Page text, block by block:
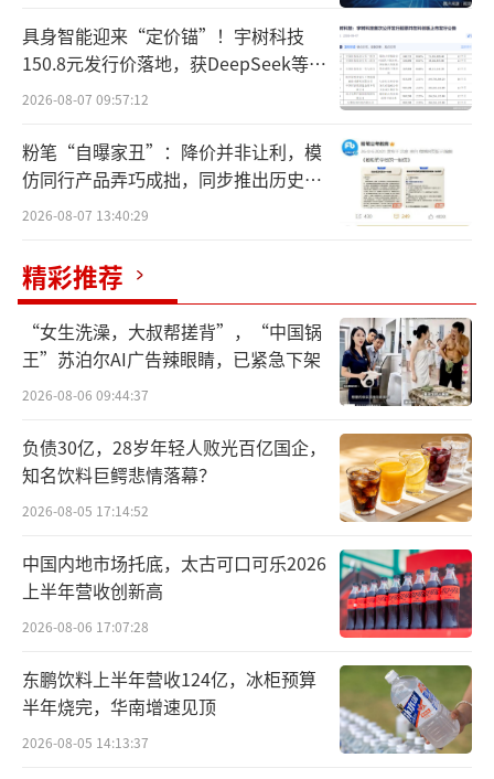
有高管在财报会议上透露，公司对中国大
陆业务的整体业绩感到非常满意。我们预计中
国大陆全年净营收的增速将达到或优于此前给
出的20%至25%指引高区间——不过这个数据
较2024财年41%的营收增速已明显放缓。
实际上，Lululemon整体已告别了高增长
时代，增长持续承压。一方面，市场竞争正在
加剧，Alo Yoga、Vuori等新贵品牌来势汹汹；
与此同时，其产品创新优势也正在减弱。
从最新公布的第三季度财报来看，Lulule
mon第三季度净营收增长7%至26亿美元，高于
分析师预期的24.8亿美元；每股收益为2.59美
同比下降11%至4.36亿美元，净利润同比下降1
2.8%至3.07亿美元，整体盈利能力受到挑战。
具身智能迎来“定价锚”！宇树科技
150.8元发行价落地，获DeepSeek等豪
华战配加持
2026-08-07 09:57:12
粉笔“自曝家丑”：降价并非让利，模
仿同行产品弄巧成拙，同步推出历史学
员退费方案
2026-08-07 13:40:29
精彩推荐
“女生洗澡，大叔帮搓背”，“中国锅
王”苏泊尔AI广告辣眼睛，已紧急下架
2026-08-06 09:44:37
负债30亿，28岁年轻人败光百亿国企，
知名饮料巨鳄悲情落幕？
2026-08-05 17:14:52
中国内地市场托底，太古可口可乐2026
上半年营收创新高
2026-08-06 17:07:28
东鹏饮料上半年营收124亿，冰柜预算
半年烧完，华南增速见顶
2026-08-05 14:13:37